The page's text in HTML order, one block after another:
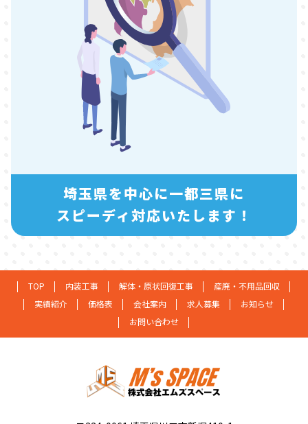
埼玉県を中心に一都三県に
スピーディ対応いたします！
TOP 内装工事 解体・原状回復工事
産廃・不用品回収
実績紹介
価格表 会社案内 求人募集
お知らせ
お問い合わせ